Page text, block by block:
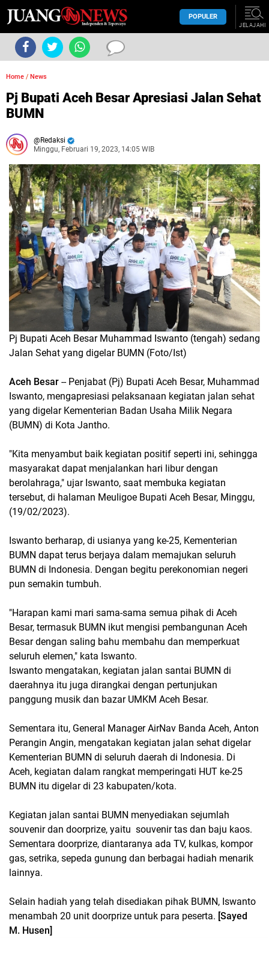
POPULER
JELAJAHI
Home / News
Pj Bupati Aceh Besar Apresiasi Jalan Sehat
BUMN
Redaksi
Minggu, Februari 19, 2023, 14:05 WIB
Pj Bupati Aceh Besar Muhammad Iswanto (tengah) sedang
Jalan Sehat yang digelar BUMN (Foto/Ist)
Aceh Besar -- Penjabat (Pj) Bupati Aceh Besar, Muhammad
Iswanto, mengapresiasi pelaksanaan kegiatan jalan sehat
yang digelar Kementerian Badan Usaha Milik Negara
(BUMN) di Kota Jantho.
"Kita menyambut baik kegiatan positif seperti ini, sehingga
masyarakat dapat menjalankan hari libur dengan
berolahraga," ujar Iswanto, saat membuka kegiatan
tersebut, di halaman Meuligoe Bupati Aceh Besar, Minggu,
(19/02/2023).
Iswanto berharap, di usianya yang ke-25, Kementerian
BUMN dapat terus berjaya dalam memajukan seluruh
BUMN di Indonesia. Dengan begitu perekonomian negeri
pun semakin tumbuh.
"Harapan kami mari sama-sama semua pihak di Aceh
Besar, termasuk BUMN ikut mengisi pembangunan Aceh
Besar dengan saling bahu membahu dan memperkuat
seluruh elemen," kata Iswanto.
Iswanto mengatakan, kegiatan jalan santai BUMN di
daerahnya itu juga dirangkai dengan pertunjukan
panggung musik dan bazar UMKM Aceh Besar.
Sementara itu, General Manager AirNav Banda Aceh, Anton
Perangin Angin, mengatakan kegiatan jalan sehat digelar
Kementerian BUMN di seluruh daerah di Indonesia. Di
Aceh, kegiatan dalam rangkat memperingati HUT ke-25
BUMN itu digelar di 23 kabupaten/kota.
Kegiatan jalan santai BUMN menyediakan sejumlah
souvenir dan doorprize, yaitu souvenir tas dan baju kaos.
Sementara doorprize, diantaranya ada TV, kulkas, kompor
gas, setrika, sepeda gunung dan berbagai hadiah menarik
lainnya.
Selain hadiah yang telah disediakan pihak BUMN, Iswanto
menambah 20 unit doorprize untuk para peserta. [Sayed
M. Husen]